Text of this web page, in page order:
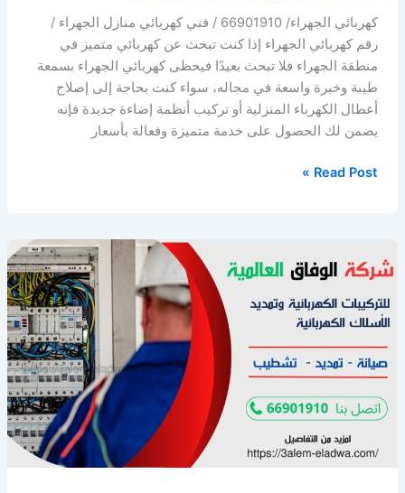
كهربائي الجهراء/ 66901910 / فني كهربائي منازل الجهراء /
رقم كهربائي الجهراء إذا كنت تبحث عن كهربائي متميز في
منطقة الجهراء فلا تبحث بعيدًا فيحظى كهربائي الجهراء بسمعة
طيبة وخبرة واسعة في مجاله، سواء كنت بحاجة إلى إصلاح
أعطال الكهرباء المنزلية أو تركيب أنظمة إضاءة جديدة فإنه
يضمن لك الحصول على خدمة متميزة وفعالة بأسعار
كهربائي
فني
كهربائي
منازل
الجهراء
/
رقم
الجهراء
Read Post »